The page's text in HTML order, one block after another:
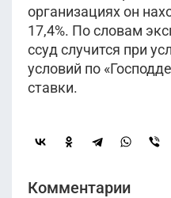
организациях он
17,4%. По словам
ссуд случится при
условий по
ставки.
Комментарии